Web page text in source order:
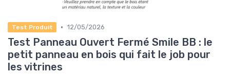
Test Produit • 12/05/2026
Test Panneau Ouvert Fermé Smile BB : le
petit panneau en bois qui fait le job pour
les vitrines